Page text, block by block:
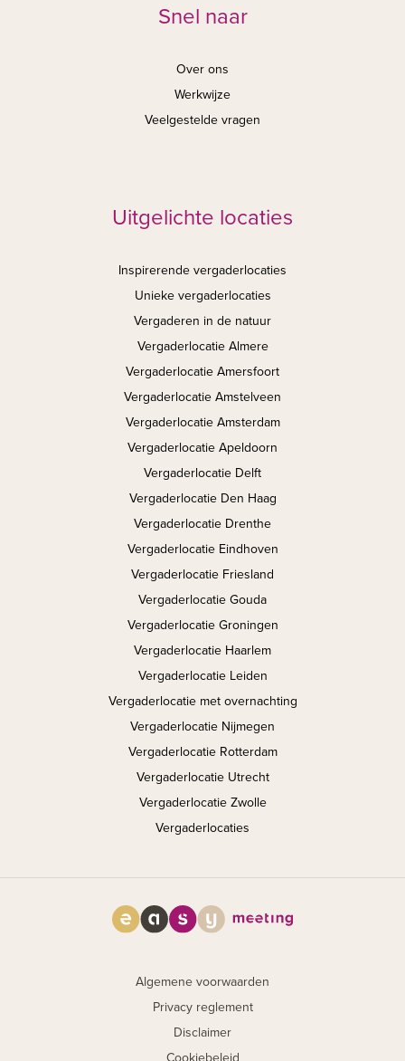
Snel naar
Over ons
Werkwijze
Veelgestelde vragen
Uitgelichte locaties
Inspirerende vergaderlocaties
Unieke vergaderlocaties
Vergaderen in de natuur
Vergaderlocatie Almere
Vergaderlocatie Amersfoort
Vergaderlocatie Amstelveen
Vergaderlocatie Amsterdam
Vergaderlocatie Apeldoorn
Vergaderlocatie Delft
Vergaderlocatie Den Haag
Vergaderlocatie Drenthe
Vergaderlocatie Eindhoven
Vergaderlocatie Friesland
Vergaderlocatie Gouda
Vergaderlocatie Groningen
Vergaderlocatie Haarlem
Vergaderlocatie Leiden
Vergaderlocatie met overnachting
Vergaderlocatie Nijmegen
Vergaderlocatie Rotterdam
Vergaderlocatie Utrecht
Vergaderlocatie Zwolle
Vergaderlocaties
Algemene voorwaarden
Privacy reglement
Disclaimer
Cookiebeleid